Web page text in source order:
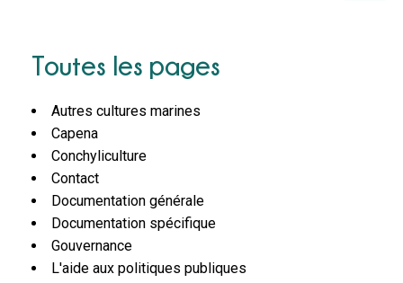
Toutes les pages
Autres cultures marines
Capena
Conchyliculture
Contact
Documentation générale
Documentation spécifique
Gouvernance
L'aide aux politiques publiques